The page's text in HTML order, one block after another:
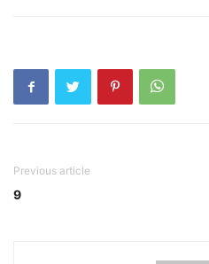
Previous article
9